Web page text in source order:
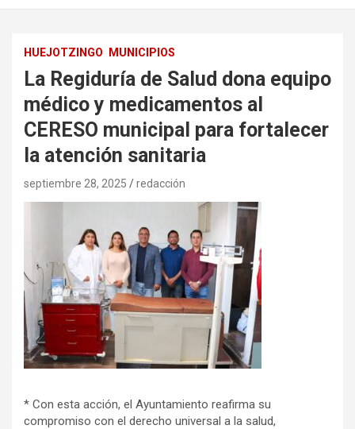
HUEJOTZINGO MUNICIPIOS
La Regiduría de Salud dona equipo
médico y medicamentos al
CERESO municipal para fortalecer
la atención sanitaria
septiembre 28, 2025 redacción
* Con esta acción, el Ayuntamiento reafirma su
compromiso con el derecho universal a la salud,